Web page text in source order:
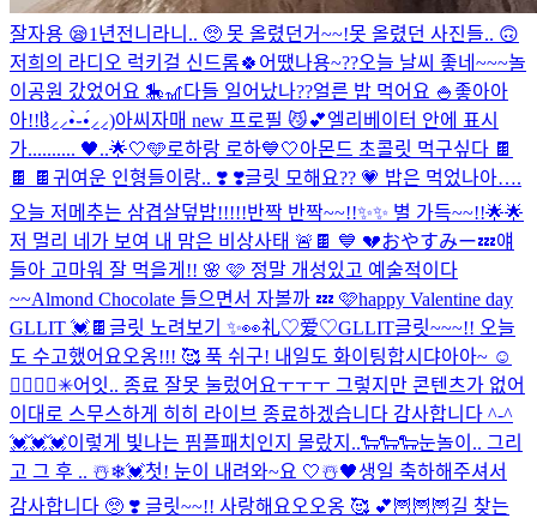
잘자용 😪1년전니라니.. 🥺 못 올렸던거~~!못 올렸던 사진들.. 🙃
저희의 라디오 럭키걸 신드롬🍀어땠나용~??오늘 날씨 좋네~~~놀
이공원 갔었어요 🎠🎢다들 일어났나??얼른 밥 먹어요 🍚좋아아
아!!ჱ̒⸝⸝•̀֊•́⸝⸝)아씨자매 new 프로필 😼​💕​엘리베이터 안에 표시
가.......... 🖤..🌟🤍🩵로하랑 로하💙🤍아몬드 초콜릿 먹구싶다 🍫
🍫 🍫 귀여운 인형들이랑.. ❣️ ❣️글릿 모해요?? 💗 밥은 먹었나아….
오늘 저메추는 삼겹살덮밥!!!!!반짝 반짝~~!!✨✨ 별 가득~~!!🌟🌟
저 멀리 네가 보여 내 맘은 비상사태 🚨​ 🍫 💙 💔おやすみー💤얘
들아 고마워 잘 먹을게!! 🌸 🩷 정말 개성있고 예술적이다
~~Almond Chocolate 들으면서 자볼까 💤 🩷happy Valentine day
GLLIT 💓🍫 글릿 노려보기 ✨👀礼♡爱♡GLLIT글릿~~~!! 오늘
도 수고했어요오옹!!! 🥰 푹 쉬구! 내일도 화이팅합시댜아아~ ☺️
❤️‍🔥 🎶🎵✳︎어잇.. 종료 잘못 눌렀어요ㅜㅜㅜ 그렇지만 콘텐츠가 없어
이대로 스무스하게 히히 라이브 종료하겠습니다 감사합니다 ^-^
💓💓💓이렇게 빛나는 핌플패치인지 몰랐지..🐑🐑🐑눈놀이.. 그리
고 그 후 .. ☃️❄💓첫! 눈이 내려와~요 🤍☃️🖤생일 축하해주셔서
감사합니다 🥺 ❣️ 글릿~~!! 사랑해요오오옹 🥰 💕🦉🦉🦉길 찾는